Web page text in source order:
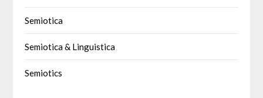
Semiotica
Semiotica & Linguistica
Semiotics